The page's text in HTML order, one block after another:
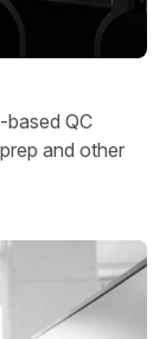
QC
and other